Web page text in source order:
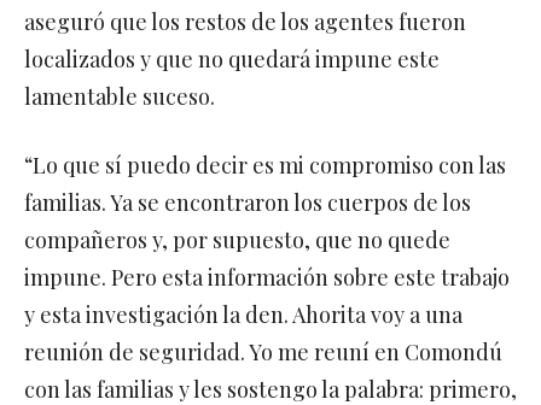
aseguró que los restos de los agentes fueron
localizados y que no quedará impune este
lamentable suceso.
“Lo que sí puedo decir es mi compromiso con las
familias. Ya se encontraron los cuerpos de los
compañeros y, por supuesto, que no quede
impune. Pero esta información sobre este trabajo
y esta investigación la den. Ahorita voy a una
reunión de seguridad. Yo me reuní en Comondú
con las familias y les sostengo la palabra: primero,